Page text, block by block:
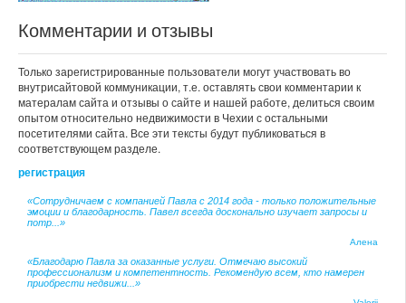
Комментарии и отзывы
Только зарегистрированные пользователи могут участвовать во
внутрисайтовой коммуникации, т.е. оставлять свои комментарии к
матералам сайта и отзывы о сайте и нашей работе, делиться своим
опытом относительно недвижимости в Чехии с остальными
посетителями сайта. Все эти тексты будут публиковаться в
соответствующем разделе.
регистрация
«Сотрудничаем с компанией Павла с 2014 года - только положительные
эмоции и благодарность. Павел всегда досконально изучает запросы и
потр...»
Алена
«Благодарю Павла за оказанные услуги. Отмечаю высокий
профессионализм и компетентность. Рекомендую всем, кто намерен
приобрести недвижи...»